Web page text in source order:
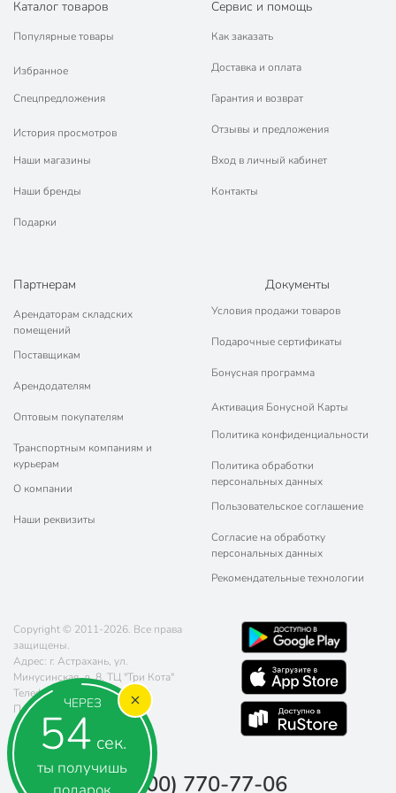
ЧЕРЕЗ
53 сек.
ты получишь
Каталог товаров
Популярные товары
Избранное
Спецпредложения
История просмотров
Наши магазины
Наши бренды
Подарки
Сервис и помощь
Как заказать
Доставка и оплата
Гарантия и возврат
Отзывы и предложения
Вход в личный кабинет
Контакты
Партнерам
Арендаторам складских
помещений
Поставщикам
Арендодателям
Оптовым покупателям
Транспортным компаниям и
курьерам
О компании
Наши реквизиты
Документы
Условия продажи товаров
Подарочные сертификаты
Бонусная программа
Активация Бонусной Карты
Политика конфиденциальности
Политика обработки
персональных данных
Пользовательское соглашение
Согласие на обработку
персональных данных
Рекомендательные технологии
Copyright © 2011-2026. Все права
защищены.
Адрес: г. Астрахань, ул.
Минусинская, д. 8, ТЦ "Три Кота"
Телефон:
8 (800) 770-77-06
Почта:
sales@poryadok.ru
8 (800) 770-77-06